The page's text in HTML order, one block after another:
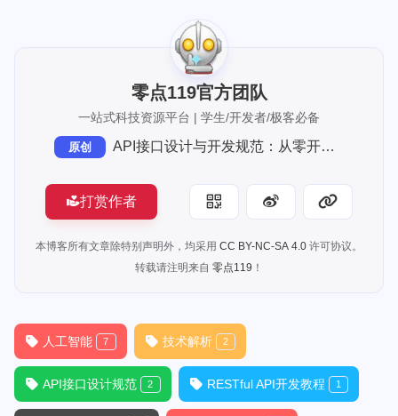
零点119官方团队
一站式科技资源平台 | 学生/开发者/极客必备
原创 API接口设计与开发规范：从零开始构建优雅的API
打赏作者
本博客所有文章除特别声明外，均采用 CC BY-NC-SA 4.0 许可协议。
转载请注明来自 零点119 ！
人工智能 7 技术解析 2
API接口设计规范 2 RESTful API开发教程 1